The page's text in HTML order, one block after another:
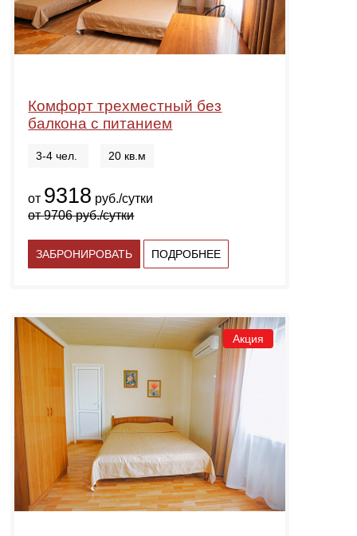
Комфорт трехместный без
балкона с питанием
3-4 чел. 20 кв.м
от 9318 руб./сутки
от9706руб./сутки
ЗАБРОНИРОВАТЬ ПОДРОБНЕЕ
Акция